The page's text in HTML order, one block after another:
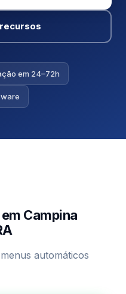
em 24–72h
Campina
automáticos